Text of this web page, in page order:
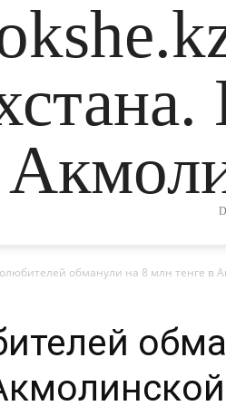
обманули на 8 млн тенге в